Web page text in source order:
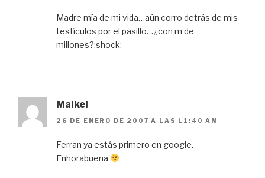
Madre mía de mi vida…aún corro detrás de mis
testículos por el pasillo…¿con m de
millones?:shock:
Maikel
26 DE ENERO DE 2007 A LAS 11:40 AM
Ferran ya estás primero en google.
Enhorabuena